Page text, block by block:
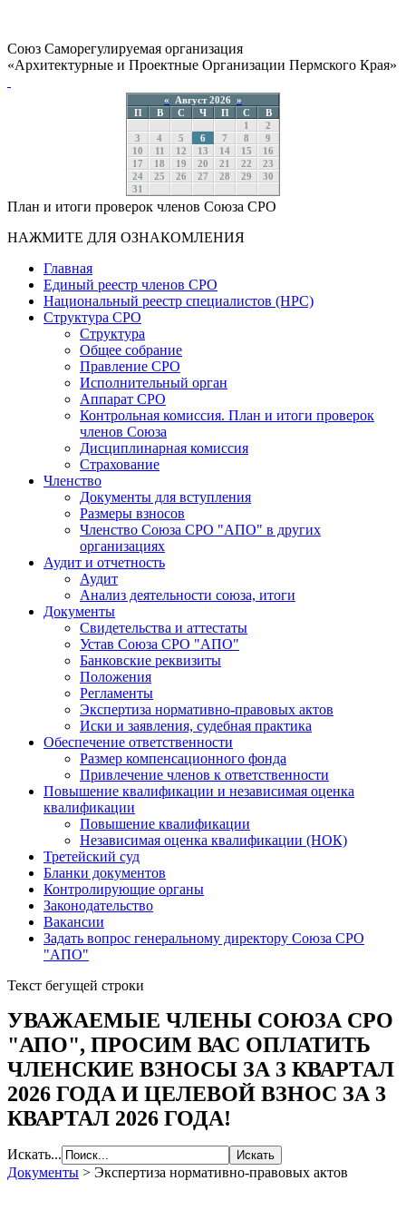
Союз Саморегулируемая организация
«Архитектурные и Проектные Организации Пермского Края»
« Август 2026 »
П
В С Ч П С
В
1
2
3
4 5 6 7 8
9
10
11 12 13 14 15
16
17
18 19 20 21 22
23
24
25 26 27 28 29
30
31
План и итоги проверок членов Союза СРО
НАЖМИТЕ ДЛЯ ОЗНАКОМЛЕНИЯ
Главная
Единый реестр членов СРО
Национальный реестр специалистов (НРС)
Структура СРО
Структура
Общее собрание
Правление СРО
Исполнительный орган
Аппарат СРО
Контрольная комиссия. План и итоги проверок
членов Союза
Дисциплинарная комиссия
Страхование
Членство
Документы для вступления
Размеры взносов
Членство Союза СРО "АПО" в других
организациях
Аудит и отчетность
Аудит
Анализ деятельности союза, итоги
Документы
Свидетельства и аттестаты
Устав Союза СРО "АПО"
Банковские реквизиты
Положения
Регламенты
Экспертиза нормативно-правовых актов
Иски и заявления, судебная практика
Обеспечение ответственности
Размер компенсационного фонда
Привлечение членов к ответственности
Повышение квалификации и независимая оценка
квалификации
Повышение квалификации
Независимая оценка квалификации (НОК)
Третейский суд
Бланки документов
Контролирующие органы
Законодательство
Вакансии
Задать вопрос генеральному директору Союза СРО
"АПО"
Текст бегущей строки
УВАЖАЕМЫЕ ЧЛЕНЫ СОЮЗА СРО
"АПО", ПРОСИМ ВАС ОПЛАТИТЬ
ЧЛЕНСКИЕ ВЗНОСЫ ЗА 3 КВАРТАЛ
2026 ГОДА И ЦЕЛЕВОЙ ВЗНОС ЗА 3
КВАРТАЛ 2026 ГОДА!
Искать...
Документы > Экспертиза нормативно-правовых актов